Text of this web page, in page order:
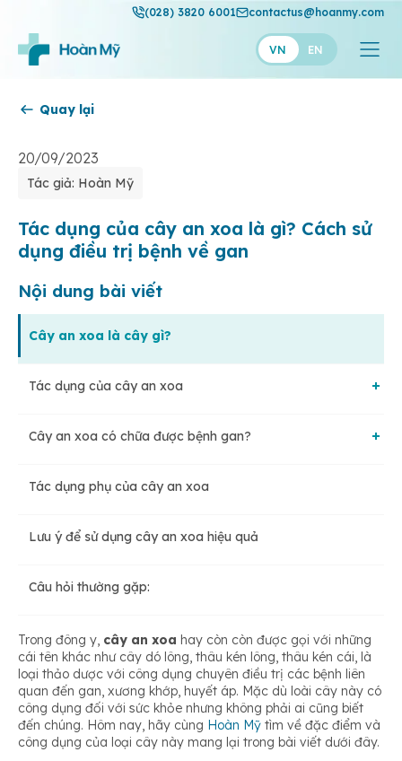
(028) 3820 6001 contactus@hoanmy.com
VN EN
Thuận Mỹ
Quay lại
20/09/2023
Tác giả: Hoàn Mỹ
Tác dụng của cây an xoa là gì? Cách sử
dụng điều trị bệnh về gan
Nội dung bài viết
Cây an xoa là cây gì?
Tác dụng của cây an xoa
Hỗ trợ điều trị bệnh lý về gan
Giúp an thần
Điều trị viêm đại tràng
Cây an xoa có chữa được bệnh gan?
Hỗ trợ điều trị ung thư gan
Giải độc, làm mát gan
Tác dụng phụ của cây an xoa
Lưu ý để sử dụng cây an xoa hiệu quả
Câu hỏi thường gặp:
Trong đông y, cây an xoa hay còn còn được gọi với những
cái tên khác như cây dó lông, thâu kén lông, thâu kén cái, là
loại thảo dược với công dụng chuyên điều trị các bệnh liên
quan đến gan, xương khớp, huyết áp. Mặc dù loài cây này có
công dụng đối với sức khỏe nhưng không phải ai cũng biết
đến chúng. Hôm nay, hãy cùng Hoàn Mỹ tìm về đặc điểm và
công dụng của loại cây này mang lại trong bài viết dưới đây.